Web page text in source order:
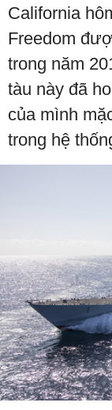
California
Freedom
trong năm
tàu này đã
của mình
trong hệ